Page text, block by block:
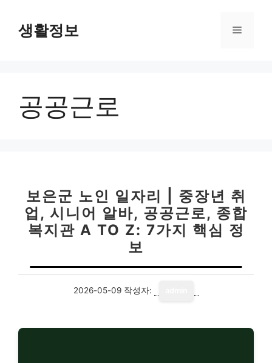
생활정보 메
공공근로
보은군 노인 일자리 | 중장년 취
업, 시니어 알바, 공공근로, 종합
복지관 A TO Z: 7가지 핵심 정
보
2026-05-09 작성자: